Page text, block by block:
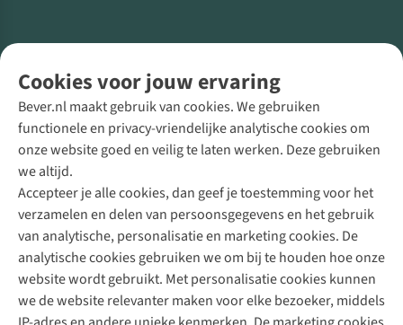
Cookies voor jouw ervaring
Bever.nl maakt gebruik van cookies. We gebruiken
functionele en privacy-vriendelijke analytische cookies om
onze website goed en veilig te laten werken. Deze gebruiken
we altijd.
Accepteer je alle cookies, dan geef je toestemming voor het
verzamelen en delen van persoonsgegevens en het gebruik
van analytische, personalisatie en marketing cookies. De
analytische cookies gebruiken we om bij te houden hoe onze
website wordt gebruikt. Met personalisatie cookies kunnen
we de website relevanter maken voor elke bezoeker, middels
Direct advies van een Buitenexpert
+31 (0)85 888 50 88
+31 6 12 28 49 80
Contactformulier